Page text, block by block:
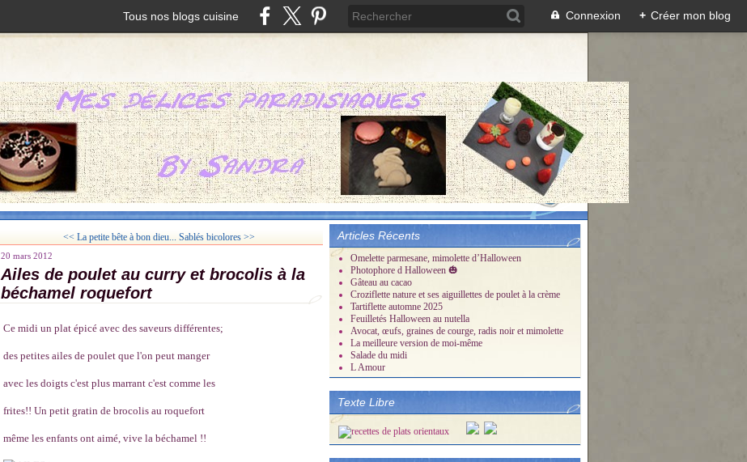
Tous nos blogs cuisine Connexion + Créer mon blog
<< La petite bête à bon dieu... Sablés bicolores >>
20 mars 2012
Ailes de poulet au curry et brocolis à la
béchamel roquefort
Ce midi un plat épicé avec des saveurs différentes;
des petites ailes de poulet que l'on peut manger
avec les doigts c'est plus marrant c'est comme les
frites!! Un petit gratin de brocolis au roquefort
même les enfants ont aimé, vive la béchamel !!
Articles Récents
Omelette parmesane, mimolette d’Halloween
Photophore d Halloween 🎃
Gâteau au cacao
Croziflette nature et ses aiguillettes de poulet à la crème
Tartiflette automne 2025
Feuilletés Halloween au nutella
Avocat, œufs, graines de courge, radis noir et mimolette
La meilleure version de moi-même
Salade du midi
L Amour
Texte Libre